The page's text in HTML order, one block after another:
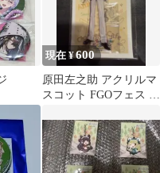
現在 ¥600
原田左之助 アクリルマ
スコット FGOフェス カ